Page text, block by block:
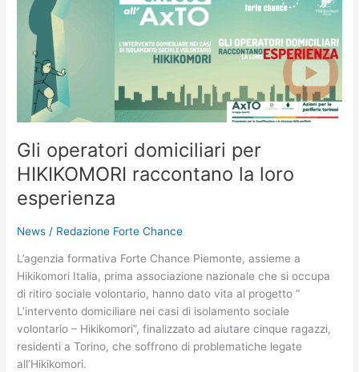
Gli operatori domiciliari per
HIKIKOMORI raccontano la loro
esperienza
News / Redazione Forte Chance
L’agenzia formativa Forte Chance Piemonte, assieme a
Hikikomori Italia, prima associazione nazionale che si occupa
di ritiro sociale volontario, hanno dato vita al progetto ”
L’intervento domiciliare nei casi di isolamento sociale
volontario – Hikikomori”, finalizzato ad aiutare cinque ragazzi,
residenti a Torino, che soffrono di problematiche legate
all’Hikikomori.
operatori
domiciliari
HIKIKOMORI
raccontano
loro